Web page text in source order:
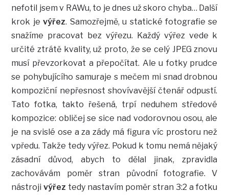
nefotil jsem v RAWu, to je dnes už skoro chyba… Další
krok jevýřez. Samozřejmě, u statické fotografie se
snažíme pracovat bez výřezu. Každý výřez vede k
určité ztrátě kvality, už proto, že se celý JPEG znovu
musí převzorkovat a přepočítat. Ale u fotky prudce
se pohybujícího samuraje s mečem mi snad drobnou
kompoziční nepřesnost shovívavější čtenář odpustí.
Tato fotka, takto řešená, trpí neduhem středové
kompozice: obličej se sice nad vodorovnou osou, ale
je na svislé ose a za zády má figura víc prostoru než
vpředu. Takže tedy výřez. Pokud k tomu nemá nějaký
zásadní důvod, abych to dělal jinak, zpravidla
zachovávám poměr stran původní fotografie. V
nástrojivýřez tedy nastavím poměr stran 3:2 a fotku